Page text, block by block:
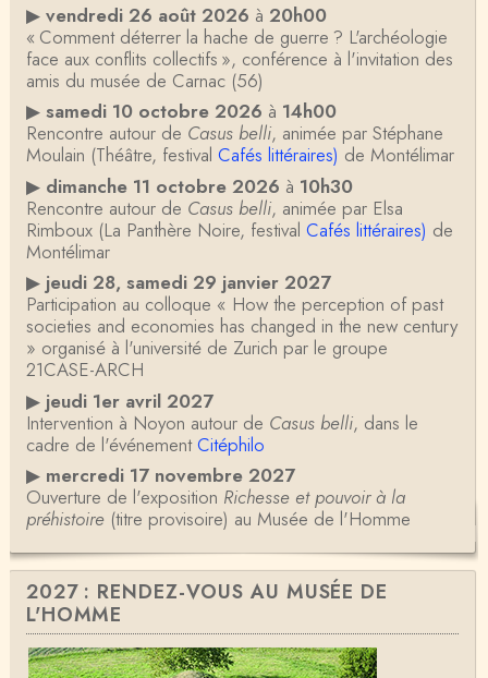
▶ vendredi 26 août 2026 à 20h00
« Comment déterrer la hache de guerre ? L'archéologie
face aux conflits collectifs », conférence à l'invitation des
amis du musée de Carnac (56)
▶ samedi 10 octobre 2026 à 14h00
Rencontre autour de Casus belli, animée par Stéphane
Moulain (Théâtre, festival Cafés littéraires) de Montélimar
▶ dimanche 11 octobre 2026 à 10h30
Rencontre autour de Casus belli, animée par Elsa
Rimboux (La Panthère Noire, festival Cafés littéraires) de
Montélimar
▶ jeudi 28, samedi 29 janvier 2027
Participation au colloque « How the perception of past
societies and economies has changed in the new century
» organisé à l'université de Zurich par le groupe
21CASE-ARCH
▶ jeudi 1er avril 2027
Intervention à Noyon autour de Casus belli, dans le
cadre de l'événementCitéphilo
▶ mercredi 17 novembre 2027
Ouverture de l'exposition Richesse et pouvoir à la
préhistoire(titre provisoire) au Musée de l'Homme
2027 : RENDEZ-VOUS AU MUSÉE DE
L'HOMME